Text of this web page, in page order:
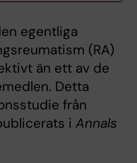
egentliga
(RA)
än ett av de
Detta
från
i Annals